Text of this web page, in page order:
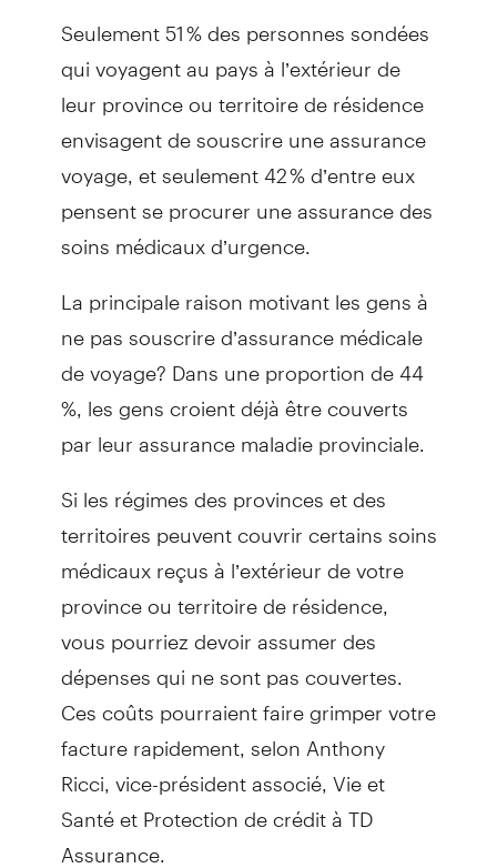
Seulement 51 % des personnes sondées
qui voyagent au pays à l’extérieur de
leur province ou territoire de résidence
envisagent de souscrire une assurance
voyage, et seulement 42 % d’entre eux
pensent se procurer une assurance des
soins médicaux d’urgence.
La principale raison motivant les gens à
ne pas souscrire d’assurance médicale
de voyage? Dans une proportion de 44
%, les gens croient déjà être couverts
par leur assurance maladie provinciale.
Si les régimes des provinces et des
territoires peuvent couvrir certains soins
médicaux reçus à l’extérieur de votre
province ou territoire de résidence,
vous pourriez devoir assumer des
dépenses qui ne sont pas couvertes.
Ces coûts pourraient faire grimper votre
facture rapidement, selon Anthony
Ricci, vice-président associé, Vie et
Santé et Protection de crédit à TD
Assurance.